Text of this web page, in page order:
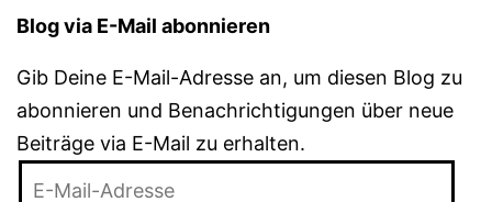
Blog via E-Mail abonnieren
Gib Deine E-Mail-Adresse an, um diesen Blog zu
abonnieren und Benachrichtigungen über neue
Beiträge via E-Mail zu erhalten.